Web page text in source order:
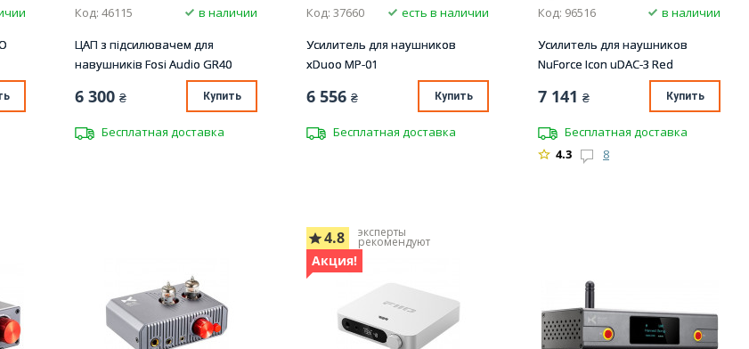
Код: 46115
в наличии
ЦАП з підсилювачем для
навушників Fosi Audio GR40
6 300 ₴ Купить
Бесплатная доставка
Код: 37660
есть в наличии
Усилитель для наушников
xDuoo MP-01
6 556 ₴ Купить
Бесплатная доставка
Код: 96516
в наличии
Усилитель для наушников
NuForce Icon uDAC-3 Red
7 141 ₴ Купить
Бесплатная доставка
4.3
8
4.8 эксперты
рекомендуют
Акция!